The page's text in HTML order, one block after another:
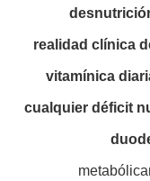
realidad clínica
vitamínica
cualquier déficit